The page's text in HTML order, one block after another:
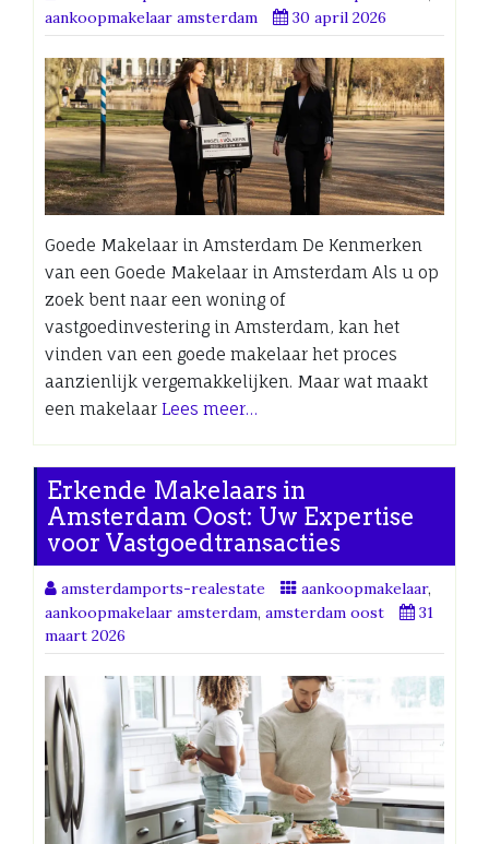
aankoopmakelaar amsterdam
30 april 2026
Goede Makelaar in Amsterdam De Kenmerken
van een Goede Makelaar in Amsterdam Als u op
zoek bent naar een woning of
vastgoedinvestering in Amsterdam, kan het
vinden van een goede makelaar het proces
aanzienlijk vergemakkelijken. Maar wat maakt
een makelaar Lees meer…
Erkende Makelaars in
Amsterdam Oost: Uw Expertise
voor Vastgoedtransacties
amsterdamports-realestate aankoopmakelaar,
aankoopmakelaar amsterdam, amsterdam oost
31
maart 2026